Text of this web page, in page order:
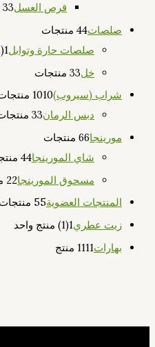
قرص العسل 33 منتجات
صلصات 44 منتجات
صلصات حارة وتوابل1(1) منتج واحد
خل 33 منتجات
شراب (سيروب)
1010 منتجات
دبس الرمان 33 منتجات
مورينجا 66 منتجات
شاي المورينجا 44 منتجات
مسحوق المورينجا 22 منتجات
المنتجات العضوية 55 منتجات
زيت عطري1(1) منتج واحد
بهارات
1111 منتج